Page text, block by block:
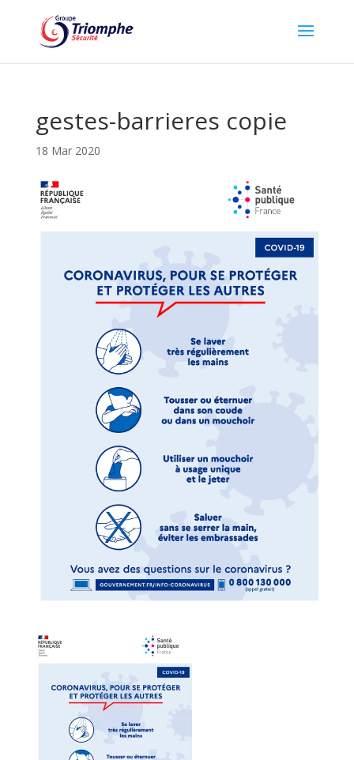
gestes-barrieres copie
18 Mar 2020